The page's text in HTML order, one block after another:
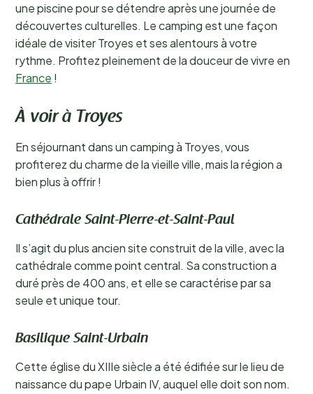
une piscine pour se détendre après une journée de
découvertes culturelles. Le camping est une façon
idéale de visiter Troyes et ses alentours à votre
rythme. Profitez pleinement de la douceur de vivre en
France !
À voir à Troyes
En séjournant dans un camping à Troyes, vous
profiterez du charme de la vieille ville, mais la région a
bien plus à offrir !
Cathédrale Saint-Pierre-et-Saint-Paul
Il s’agit du plus ancien site construit de la ville, avec la
cathédrale comme point central. Sa construction a
duré près de 400 ans, et elle se caractérise par sa
seule et unique tour.
Basilique Saint-Urbain
Cette église du XIIIe siècle a été édifiée sur le lieu de
naissance du pape Urbain IV, auquel elle doit son nom.